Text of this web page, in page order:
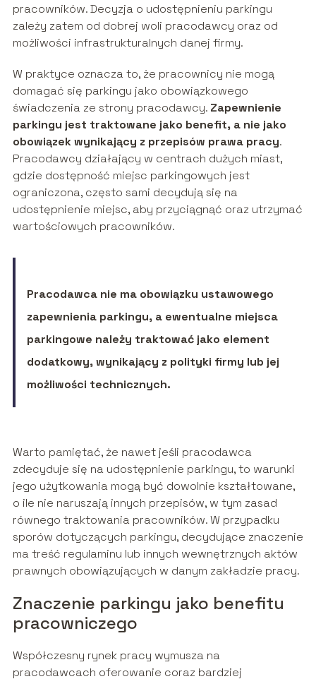
pracowników. Decyzja o udostępnieniu parkingu
zależy zatem od dobrej woli pracodawcy oraz od
możliwości infrastrukturalnych danej firmy.
W praktyce oznacza to, że pracownicy nie mogą
domagać się parkingu jako obowiązkowego
świadczenia ze strony pracodawcy. Zapewnienie
parkingu jest traktowane jako benefit, a nie jako
obowiązek wynikający z przepisów prawa pracy.
Pracodawcy działający w centrach dużych miast,
gdzie dostępność miejsc parkingowych jest
ograniczona, często sami decydują się na
udostępnienie miejsc, aby przyciągnąć oraz utrzymać
wartościowych pracowników.
Pracodawca nie ma obowiązku ustawowego
zapewnienia parkingu, a ewentualne miejsca
parkingowe należy traktować jako element
dodatkowy, wynikający z polityki firmy lub jej
możliwości technicznych.
Warto pamiętać, że nawet jeśli pracodawca
zdecyduje się na udostępnienie parkingu, to warunki
jego użytkowania mogą być dowolnie kształtowane,
o ile nie naruszają innych przepisów, w tym zasad
równego traktowania pracowników. W przypadku
sporów dotyczących parkingu, decydujące znaczenie
ma treść regulaminu lub innych wewnętrznych aktów
prawnych obowiązujących w danym zakładzie pracy.
Znaczenie parkingu jako benefitu
pracowniczego
Współczesny rynek pracy wymusza na
pracodawcach oferowanie coraz bardziej